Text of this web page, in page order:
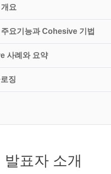
요
요기능과 Cohesive 기법
사례와 요약
징
발표자 소개